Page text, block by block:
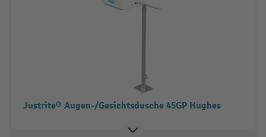
Justrite® Augen-/Gesichtsdusche 45GP Hughes